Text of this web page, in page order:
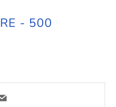
- 500
Email